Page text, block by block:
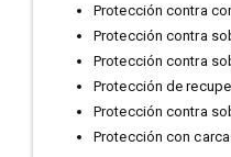
Protección contra
Protección contra
Protección contra
Protección de
Protección contra
Protección con